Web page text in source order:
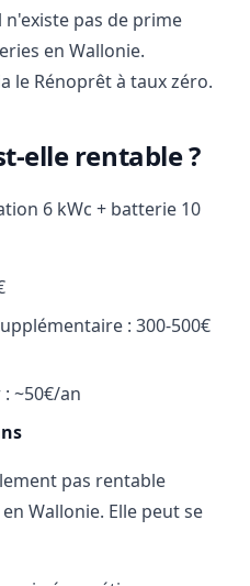
n'existe pas de prime
en Wallonie.
le Rénoprêt à taux zéro.
elle rentable ?
6 kWc + batterie 10
: 300-500€
~50€/an
pas rentable
Wallonie. Elle peut se